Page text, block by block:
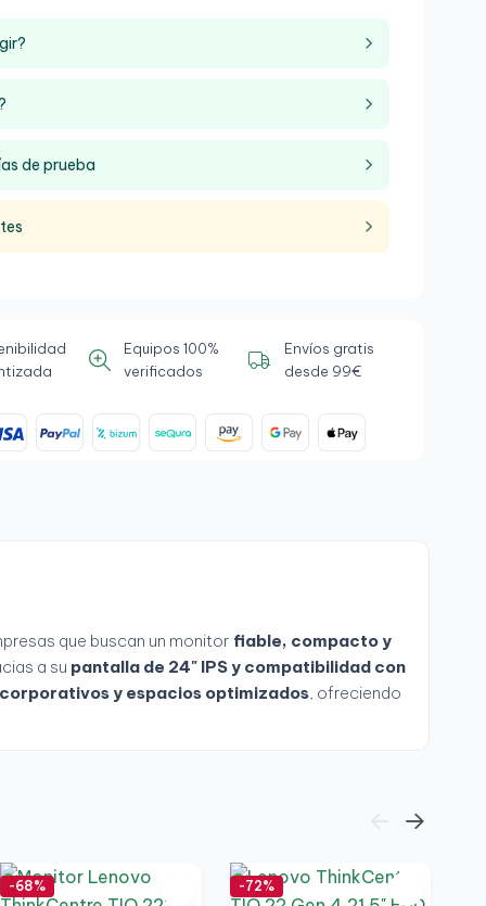
de prueba
Equipos 100%
verificados
Envíos gratis
desde 99€
que buscan un monitor fiable, compacto y
a su pantalla de 24" IPS y compatibilidad con
y espacios optimizados, ofreciendo
-68% -72%